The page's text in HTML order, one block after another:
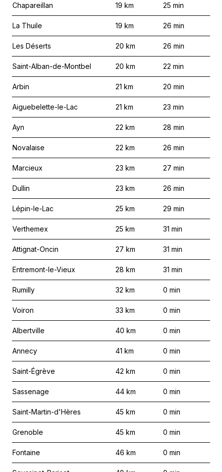
Chapareillan 19 km 25 min
La Thuile 19 km 26 min
Les Déserts 20 km 26 min
Saint-Alban-de-Montbel 20 km 22 min
Arbin 21 km 20 min
Aiguebelette-le-Lac 21 km 23 min
Ayn 22 km 28 min
Novalaise 22 km 26 min
Marcieux 23 km 27 min
Dullin 23 km 26 min
Lépin-le-Lac 25 km 29 min
Verthemex 25 km 31 min
Attignat-Oncin 27 km 31 min
Entremont-le-Vieux 28 km 31 min
Rumilly 32 km 0 min
Voiron 33 km 0 min
Albertville 40 km 0 min
Annecy 41 km 0 min
Saint-Égrève 42 km 0 min
Sassenage 44 km 0 min
Saint-Martin-d'Hères 45 km 0 min
Grenoble 45 km 0 min
Fontaine 46 km 0 min